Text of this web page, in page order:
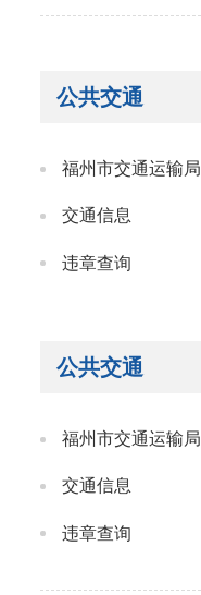
公共交通
福州市交通运输局
交通信息
违章查询
公共交通
福州市交通运输局
交通信息
违章查询